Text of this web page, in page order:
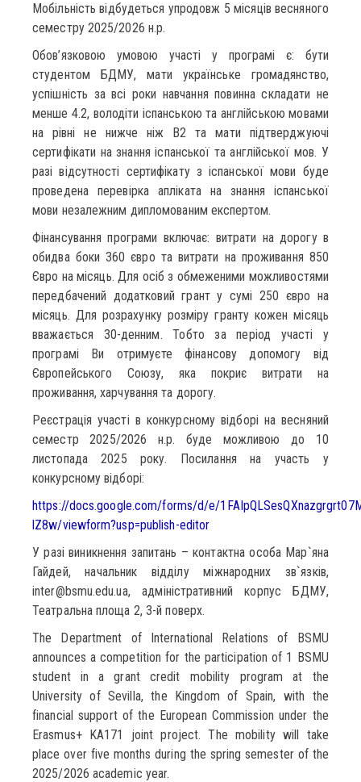
Мобільність відбудеться упродовж 5 місяців весняного
семестру 2025/2026 н.р.
Обов’язковою умовою участі у програмі є: бути
студентом БДМУ, мати українське громадянство,
успішність за всі роки навчання повинна складати не
менше 4.2, володіти іспанською та англійською мовами
на рівні не нижче ніж В2 та мати підтверджуючі
сертифікати на знання іспанської та англійської мов. У
разі відсутності сертифікату з іспанської мови буде
проведена перевірка апліката на знання іспанської
мови незалежним дипломованим експертом.
Фінансування програми включає: витрати на дорогу в
обидва боки 360 євро та витрати на проживання 850
Євро на місяць. Для осіб з обмеженими можливостями
передбачений додатковий грант у сумі 250 євро на
місяць. Для розрахунку розміру гранту кожен місяць
вважається 30-денним. Тобто за період участі у
програмі Ви отримуєте фінансову допомогу від
Європейського Союзу, яка покриє витрати на
проживання, харчування та дорогу.
Реєстрація участі в конкурсному відборі на весняний
семестр 2025/2026 н.р. буде можливою до 10
листопада 2025 року. Посилання на участь у
конкурсному відборі:
https://docs.google.com/forms/d/e/
lZ8w/viewform?usp=publish-editor
У разі виникнення запитань – контактна особа Мар`яна
Гайдей, начальник відділу міжнародних зв`язків,
inter@bsmu.edu.ua, адміністративний корпус БДМУ,
Театральна площа 2, 3-й поверх.
The Department of International Relations of BSMU
announces a competition for the participation of 1 BSMU
student in a grant credit mobility program at the
University of Sevilla, the Kingdom of Spain, with the
financial support of the European Commission under the
Erasmus+ KA171 joint project. The mobility will take
place over five months during the spring semester of the
2025/2026 academic year.